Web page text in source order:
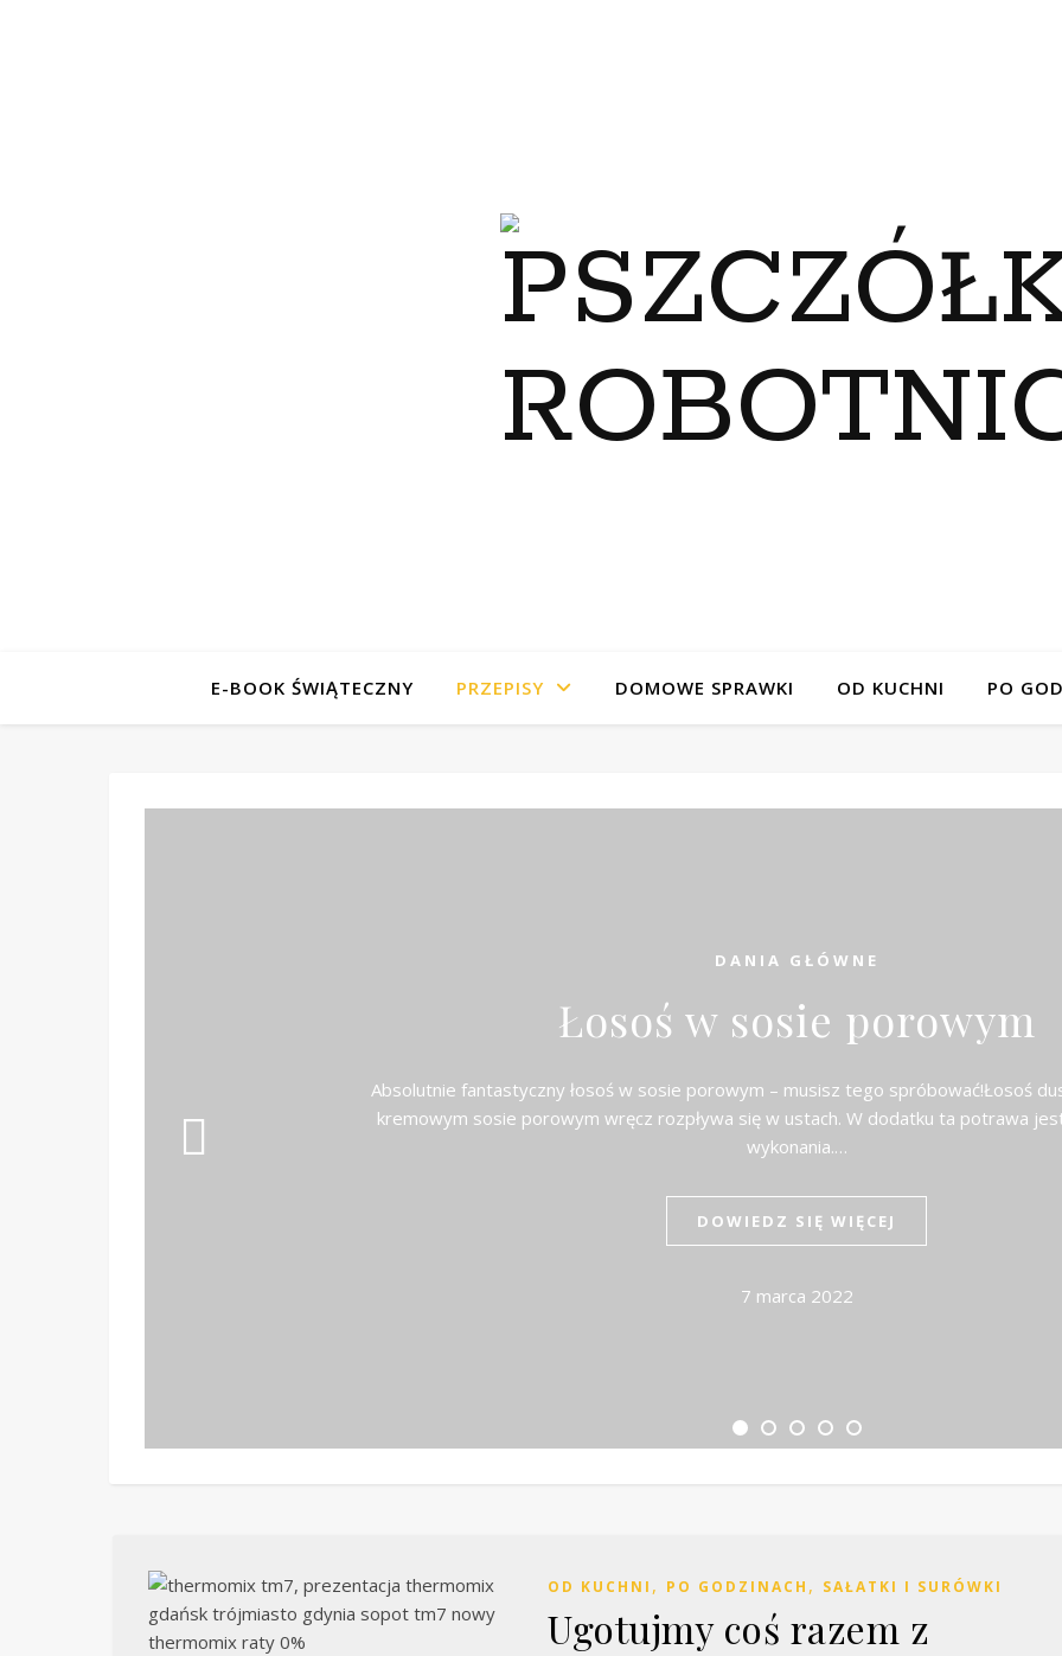
E-BOOK ŚWIĄTECZNY PRZEPISY DOMOWE SPRAWKI OD KUCHNI PO
DANIA GŁÓWNE
Łosoś w sosie porowym
Absolutnie fantastyczny łosoś w sosie porowym – musisz tego spróbować!Łosoś
kremowym sosie porowym wręcz rozpływa się w ustach. W dodatku ta potrawa
wykonania.…
DOWIEDZ SIĘ WIĘCEJ
7 marca 2022
OD KUCHNI , PO GODZINACH , SAŁATKI I SURÓWKI
Ugotujmy coś razem z